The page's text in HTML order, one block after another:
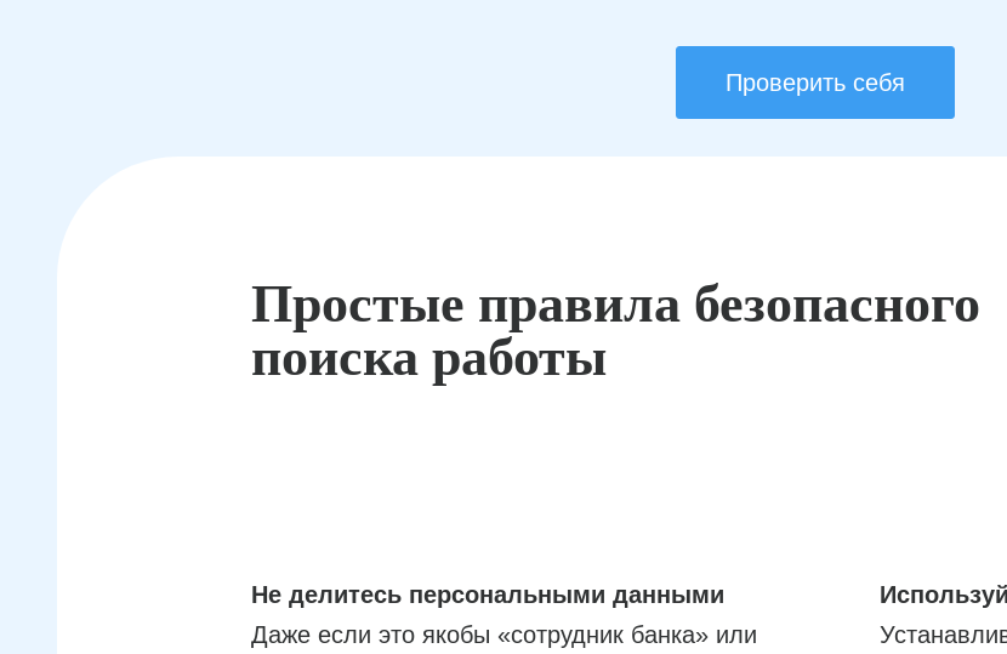
Проверить себя
Простые правила безопасного
поиска работы
Не делитесь персональными данными
Даже если это якобы «сотрудник банка» или